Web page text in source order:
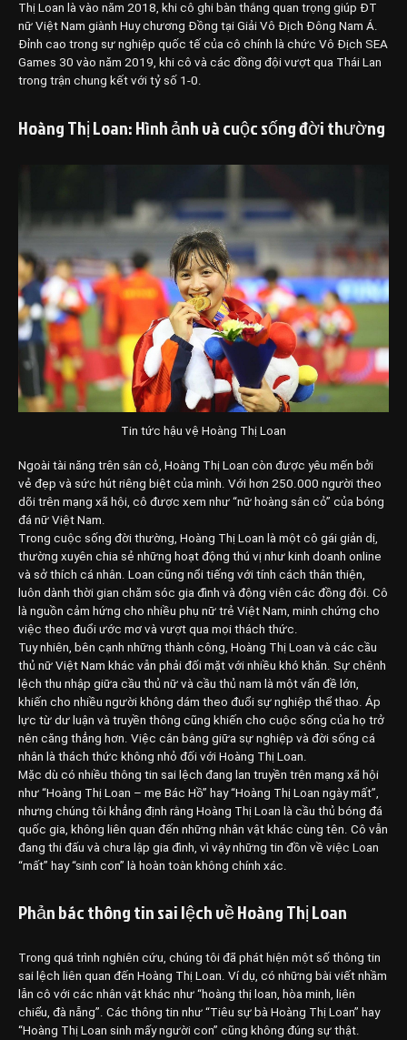
Thị Loan là vào năm 2018, khi cô ghi bàn thắng quan trọng giúp ĐT
nữ Việt Nam giành Huy chương Đồng tại Giải Vô Địch Đông Nam Á.
Đỉnh cao trong sự nghiệp quốc tế của cô chính là chức Vô Địch SEA
Games 30 vào năm 2019, khi cô và các đồng đội vượt qua Thái Lan
trong trận chung kết với tỷ số 1-0.
Hoàng Thị Loan: Hình ảnh và cuộc sống đời thường
Tin tức hậu vệ Hoàng Thị Loan
Ngoài tài năng trên sân cỏ, Hoàng Thị Loan còn được yêu mến bởi
vẻ đẹp và sức hút riêng biệt của mình. Với hơn 250.000 người theo
dõi trên mạng xã hội, cô được xem như “nữ hoàng sân cỏ” của bóng
đá nữ Việt Nam.
Trong cuộc sống đời thường, Hoàng Thị Loan là một cô gái giản dị,
thường xuyên chia sẻ những hoạt động thú vị như kinh doanh online
và sở thích cá nhân. Loan cũng nổi tiếng với tính cách thân thiện,
luôn dành thời gian chăm sóc gia đình và động viên các đồng đội. Cô
là nguồn cảm hứng cho nhiều phụ nữ trẻ Việt Nam, minh chứng cho
việc theo đuổi ước mơ và vượt qua mọi thách thức.
Tuy nhiên, bên cạnh những thành công, Hoàng Thị Loan và các cầu
thủ nữ Việt Nam khác vẫn phải đối mặt với nhiều khó khăn. Sự chênh
lệch thu nhập giữa cầu thủ nữ và cầu thủ nam là một vấn đề lớn,
khiến cho nhiều người không dám theo đuổi sự nghiệp thể thao. Áp
lực từ dư luận và truyền thông cũng khiến cho cuộc sống của họ trở
nên căng thẳng hơn. Việc cân bằng giữa sự nghiệp và đời sống cá
nhân là thách thức không nhỏ đối với Hoàng Thị Loan.
Mặc dù có nhiều thông tin sai lệch đang lan truyền trên mạng xã hội
như “Hoàng Thị Loan – mẹ Bác Hồ” hay “Hoàng Thị Loan ngày mất”,
nhưng chúng tôi khẳng định rằng Hoàng Thị Loan là cầu thủ bóng đá
quốc gia, không liên quan đến những nhân vật khác cùng tên. Cô vẫn
đang thi đấu và chưa lập gia đình, vì vậy những tin đồn về việc Loan
“mất” hay “sinh con” là hoàn toàn không chính xác.
Phản bác thông tin sai lệch về Hoàng Thị Loan
Trong quá trình nghiên cứu, chúng tôi đã phát hiện một số thông tin
sai lệch liên quan đến Hoàng Thị Loan. Ví dụ, có những bài viết nhầm
lẫn cô với các nhân vật khác như “hoàng thị loan, hòa minh, liên
chiểu, đà nẵng”. Các thông tin như “Tiêu sự bà Hoàng Thị Loan” hay
“Hoàng Thị Loan sinh mấy người con” cũng không đúng sự thật.